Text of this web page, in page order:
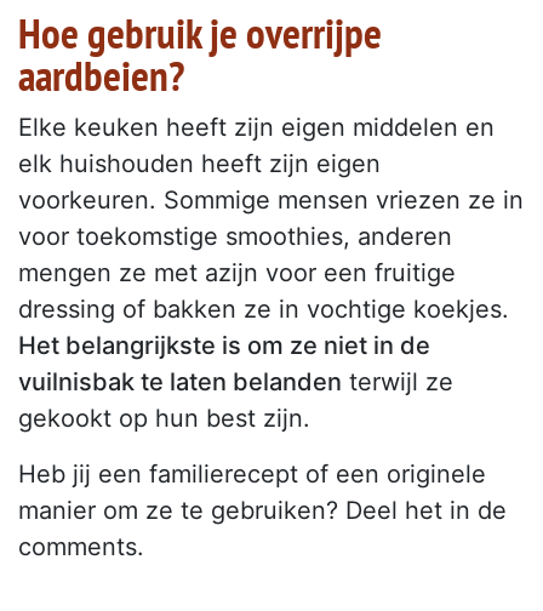
Hoe gebruik je overrijpe
aardbeien?
Elke keuken heeft zijn eigen middelen en
elk huishouden heeft zijn eigen
voorkeuren. Sommige mensen vriezen ze in
voor toekomstige smoothies, anderen
mengen ze met azijn voor een fruitige
dressing of bakken ze in vochtige koekjes.
Het belangrijkste is om ze niet in de
vuilnisbak te laten belanden terwijl ze
gekookt op hun best zijn.
Heb jij een familierecept of een originele
manier om ze te gebruiken? Deel het in de
comments.